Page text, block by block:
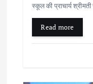
स्कूल की प्राचार्य
Read more